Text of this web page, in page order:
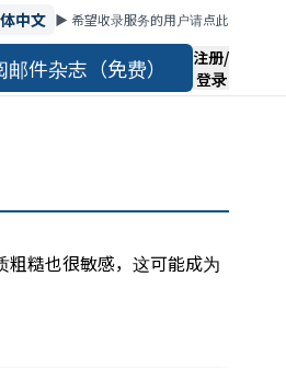
中文 ▶︎ 希望收录服务的用户请点此
邮件杂志（免费）
注册/
登录
糙也很敏感，这可能成为